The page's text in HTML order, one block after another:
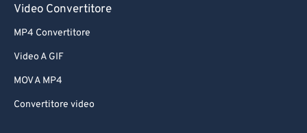
Video Convertitore
MP4 Convertitore
Video A GIF
MOV A MP4
Convertitore video